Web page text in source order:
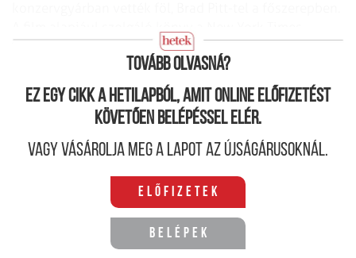
bestsellerlistájának az é­lére is felkerült.
Tovább olvasná?
Ez egy cikk a hetilapból, amit online előfizetést
követően belépéssel elér.
Vagy vásárolja meg a lapot az újságárusoknál.
Előfizetek
Belépek